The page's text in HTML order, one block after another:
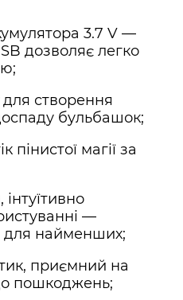
3.7 V —
дозволяє легко
для створення
бульбашок;
пінистої магії за
—
для найменших;
приємний на
пошкоджень;